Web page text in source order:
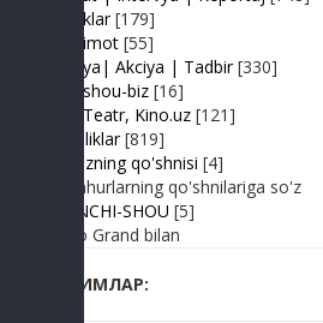
Tabriklar [179]
Taqdimot [55]
Hayriya| Akciya | Tadbir [330]
Turk shou-biz [16]
TV | Teatr, Kino.uz [121]
Yangiliklar [819]
Yulduzning qo'shnisi [4]
Mashhurlarning qo'shnilariga so'z
BIRINCHI-SHOU [5]
Radio Grand bilan
КИМЛАР: